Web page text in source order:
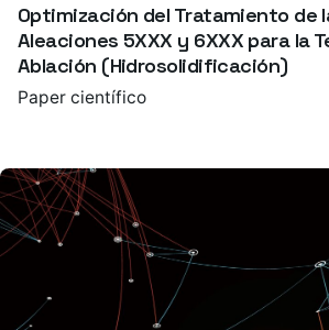
Optimización del Tratamiento de
Aleaciones 5XXX y 6XXX para la
Ablación (Hidrosolidificación)
Paper científico